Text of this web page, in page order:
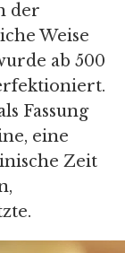
der
Weise
ab 500
Fassung
eine
Zeit